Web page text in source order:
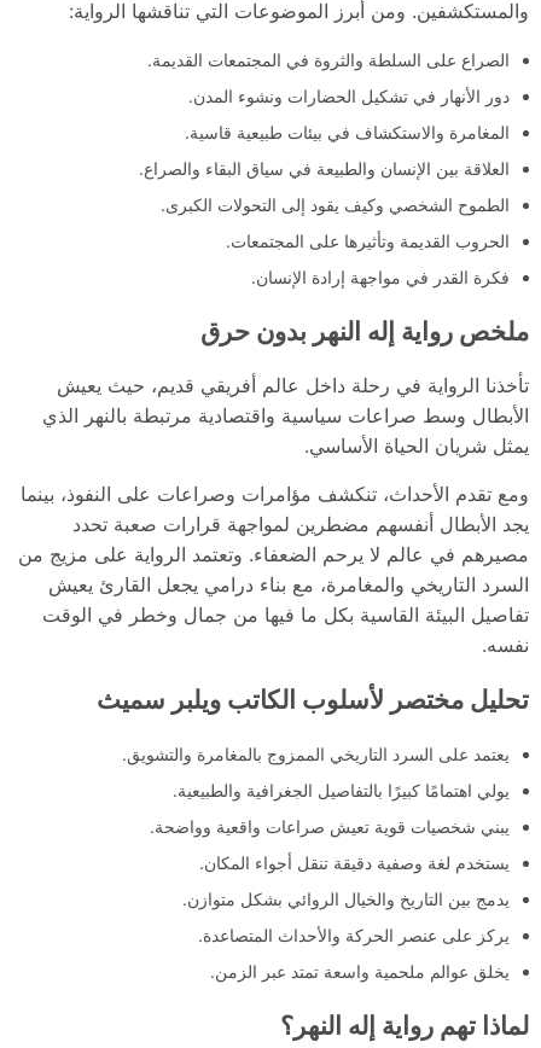
والمستكشفين. ومن أبرز الموضوعات التي تناقشها الرواية:
الصراع على السلطة والثروة في المجتمعات القديمة.
دور الأنهار في تشكيل الحضارات ونشوء المدن.
المغامرة والاستكشاف في بيئات طبيعية قاسية.
العلاقة بين الإنسان والطبيعة في سياق البقاء والصراع.
الطموح الشخصي وكيف يقود إلى التحولات الكبرى.
الحروب القديمة وتأثيرها على المجتمعات.
فكرة القدر في مواجهة إرادة الإنسان.
ملخص رواية إله النهر بدون حرق
تأخذنا الرواية في رحلة داخل عالم أفريقي قديم، حيث يعيش
الأبطال وسط صراعات سياسية واقتصادية مرتبطة بالنهر الذي
يمثل شريان الحياة الأساسي.
ومع تقدم الأحداث، تنكشف مؤامرات وصراعات على النفوذ، بينما
يجد الأبطال أنفسهم مضطرين لمواجهة قرارات صعبة تحدد
مصيرهم في عالم لا يرحم الضعفاء. وتعتمد الرواية على مزيج من
السرد التاريخي والمغامرة، مع بناء درامي يجعل القارئ يعيش
تفاصيل البيئة القاسية بكل ما فيها من جمال وخطر في الوقت
نفسه.
تحليل مختصر لأسلوب الكاتب ويلبر سميث
يعتمد على السرد التاريخي الممزوج بالمغامرة والتشويق.
يولي اهتمامًا كبيرًا بالتفاصيل الجغرافية والطبيعية.
يبني شخصيات قوية تعيش صراعات واقعية وواضحة.
يستخدم لغة وصفية دقيقة تنقل أجواء المكان.
يدمج بين التاريخ والخيال الروائي بشكل متوازن.
يركز على عنصر الحركة والأحداث المتصاعدة.
يخلق عوالم ملحمية واسعة تمتد عبر الزمن.
لماذا تهم رواية إله النهر؟